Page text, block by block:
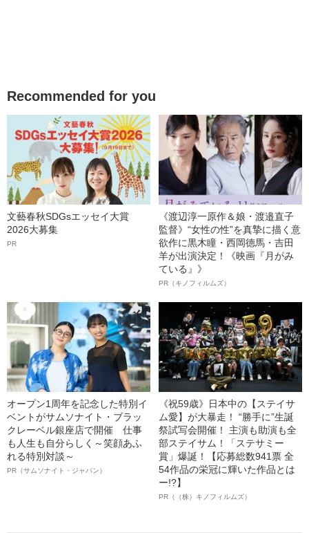
Recommended for you
文藝春秋SDGsエッセイ大賞
2026大募集
PR
《渡辺淳一原作＆娘・渡邉直子
監督》“女性の性”を真摯に描く意
欲作に黒木瞳・西岡德馬・吉田
羊が出演決定！《映画『月がみ
ている』》
PR（キノフィルムズ）
オープン1周年を記念した特別イ
ベントがサムソナイト・ブラッ
クレーベル銀座店で開催 仕事
も人生も自分らしく～笑顔あふ
れる特別対談～
PR（サムソナイト・ジャパン）
《祝59歳》日本中の【ステイサ
ム愛】が大暴走！ “勝手に”生誕
祭試写会開催！ 主演も助演も全
部ステイサム！「ステサミー
賞」爆誕！【応募総数941票 全
54作品の栄冠に輝いた作品とは
ー!?】
PR（（株）キノフィルムズ）